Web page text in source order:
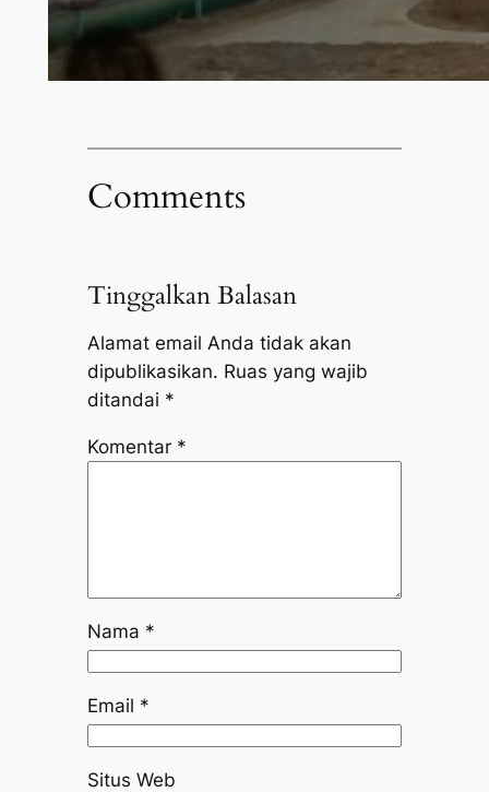
Comments
Tinggalkan Balasan
Alamat email Anda tidak akan
dipublikasikan. Ruas yang wajib
ditandai *
Komentar *
Nama *
Email *
Situs Web